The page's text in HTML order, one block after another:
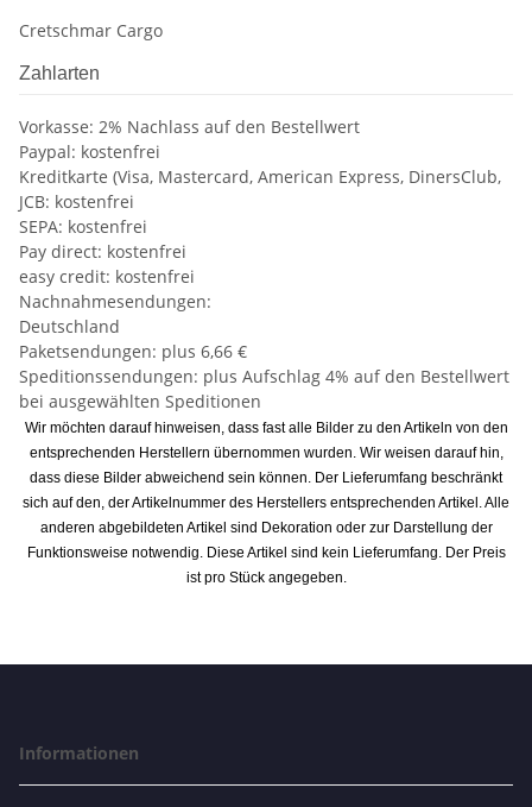
Cretschmar Cargo
Zahlarten
Vorkasse: 2% Nachlass auf den Bestellwert
Paypal: kostenfrei
Kreditkarte (Visa, Mastercard, American Express, DinersClub,
JCB: kostenfrei
SEPA: kostenfrei
Pay direct: kostenfrei
easy credit: kostenfrei
Nachnahmesendungen:
Deutschland
Paketsendungen: plus 6,66 €
Speditionssendungen: plus Aufschlag 4% auf den Bestellwert
bei ausgewählten Speditionen
Wir möchten darauf hinweisen, dass fast alle Bilder zu den Artikeln von den
entsprechenden Herstellern übernommen wurden. Wir weisen darauf hin,
dass diese Bilder abweichend sein können. Der Lieferumfang beschränkt
sich auf den, der Artikelnummer des Herstellers entsprechenden Artikel. Alle
anderen abgebildeten Artikel sind Dekoration oder zur Darstellung der
Funktionsweise notwendig. Diese Artikel sind kein Lieferumfang. Der Preis
ist pro Stück angegeben.
Informationen